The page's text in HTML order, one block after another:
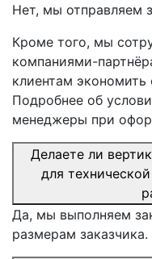
Нет, мы отправляем
Кроме того, мы
компаниями-
клиентам экономить
Подробнее об
менеджеры при
Делаете ли
для
Да, мы выполняем
размерам заказчика.